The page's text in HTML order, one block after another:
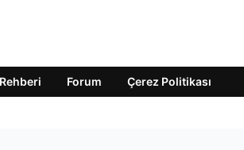
Forum Çerez Politikası